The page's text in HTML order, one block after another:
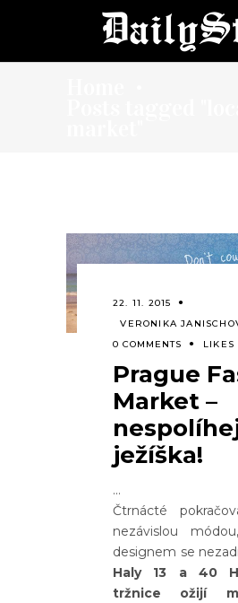
22. 11. 2015
VERONIKA
0 COMMENTS
LIKES
Prague
Market –
ježíška!
Čtrnácté
nezávislou
designem se
Haly 13 a 40
tržnice ožijí